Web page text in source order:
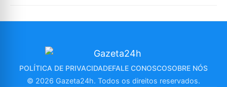
POLÍTICA DE PRIVACIDADEFALE CONOSCOSOBRE NÓS
© 2026 Gazeta24h. Todos os direitos reservados.